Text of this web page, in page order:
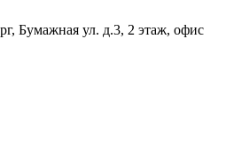
Бумажная ул. д.3, 2 этаж, офис